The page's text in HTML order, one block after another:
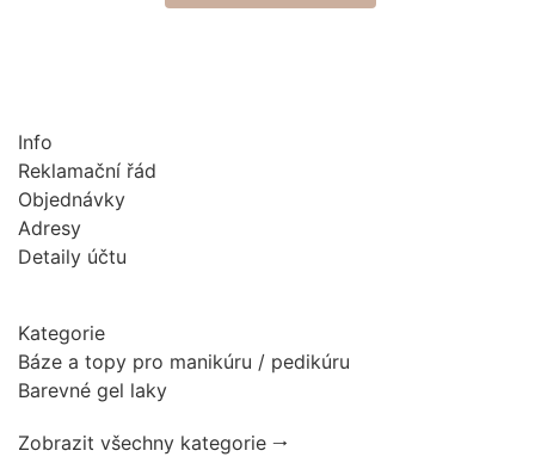
Info
Reklamační řád
Objednávky
Adresy
Detaily účtu
Kategorie
Báze a topy pro manikúru / pedikúru
Barevné gel laky
Zobrazit všechny kategorie 🠂